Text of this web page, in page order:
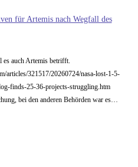
für Artemis nach Wegfall des
es auch Artemis betrifft.
articles/321517/20260724/nasa-lost-1-5-
finds-25-36-projects-struggling.htm
bei den anderen Behörden war es…